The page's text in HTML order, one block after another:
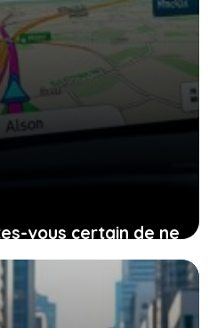
vous certain de ne
de permis ?